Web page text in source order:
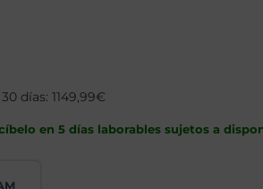
días: 1149,99€
en 5 días laborables sujetos a